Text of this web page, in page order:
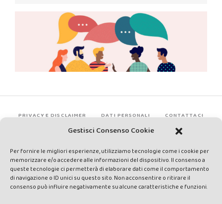
Gestisci Consenso Cookie
Per fornire le migliori esperienze, utilizziamo tecnologie come i cookie per
memorizzare e/o accedere alle informazioni del dispositivo. Il consenso a
queste tecnologie ci permetterà di elaborare dati come il comportamento
di navigazione o ID unici su questo sito. Non acconsentire o ritirare il
consenso può influire negativamente su alcune caratteristiche e funzioni.
PRIVACY E DISCLAIMER DATI PERSONALI CONTATTACI